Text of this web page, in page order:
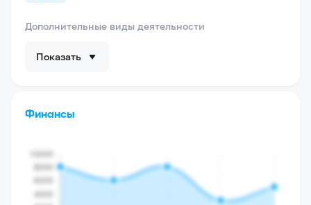
Дополнительные виды деятельности
Показать
Финансы